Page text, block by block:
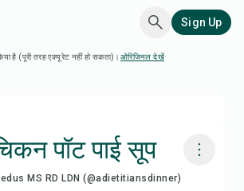
Sign Up
है (पूरी तरह एक्यूरेट नहीं हो सकता)। ओरिजिनल देखें·
पॉट पाई सूप
MS RD LDN (@adietitiansdinner)